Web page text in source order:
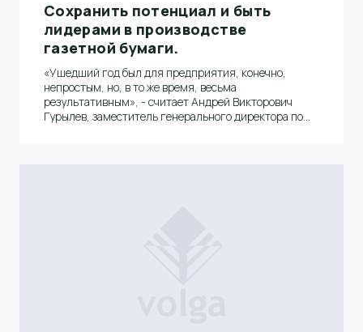
Сохранить потенциал и быть
лидерами в производстве
газетной бумаги.
«Ушедший год был для предприятия, конечно,
непростым, но, в то же время, весьма
результативным», - считает Андрей Викторович
Гурылев, заместитель генерального директора по